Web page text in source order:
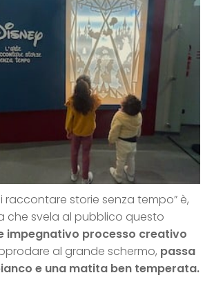
raccontare storie senza tempo” è,
che svela al pubblico questo
impegnativo processo creativo
al grande schermo, passa
e una matita ben temperata.